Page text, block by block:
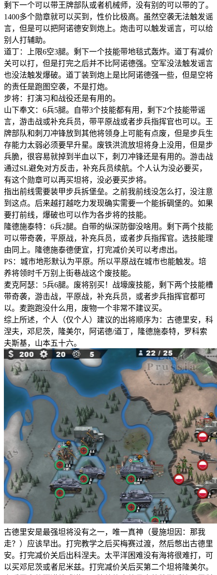
剩下一个可以带王牌部队或者机械师，没有别的可以带的了。
1400多个勋章就可以买到，性价比极高。虽然空袭无法触发谣
言，但是可以把阿诺德安到炮上。炮击可以触发谣言，可以给
别人打辅助。
道丁：上限6空3腿。剩下一个技能带地毯式轰炸。道丁有减价
关可以打，但是打完之后并不比阿诺德强。空军没法触发谣言
也没法触发爆破。道丁装到炮上是比阿诺德强一些，但是空将
的责任是跑图空袭，不是打炮。
步将：打演习和战役还是有用的。
山下奉文：6兵5腿。自带3个技能都有用，剩下2个技能带谣
言，游击战或补充兵员，带平原战或者步兵指挥官也可以。王
牌部队和刺刀冲锋放到其他将领身上可能有点废，但是步兵生
存能力太弱必须要早升星。废铁洪流放坦将身上没用，但是步
兵脆，很容易就掉到半血以下，刺刀冲锋还是有用的。游击战
通过SL避免对方反击，补充兵员续航。个人认为没必要买，
有这个勋章可以再买坦将，没必要买步将。
指出前线需要装甲步兵拆堡垒。之前我前线没怎么打，没注意
到这点。后来越打越吃力发现确实需要一个能拆碉堡的。如果
要打前线，爆破也可以作为各步将的技能。
隆德施泰特：6兵2腿。自带的纵深防御没啥用。剩下两个技能
可以带奇袭，平原战，补充兵员，或者步兵指挥官。选技能理
由同上。隆德施泰德便宜，打完减价关可以考虑出。
PS：城市地形默认为平原。所以平原战在城市也能触发。培
养将领时千万别上街巷战这个废技能。
麦克阿瑟：5兵6腿。废将别买！战壕废技能，剩下两个技能槽
带奇袭，游击战，平原战，补充兵员，或者步兵指挥官都可
以。麦跑跑没什么用，废物一个非常不建议买。
综上所述，个人（仅个人）建议的出将顺序为：古德里安，科
涅夫，邓尼茨，隆美尔，阿诺德/道丁，隆德施泰特，罗科索
夫斯基，山本五十六。
古德里安是最强坦将没有之一，唯一真神（曼施坦因：那我
走？）应该早出。打完教学之后买梅赛过渡，然后憋出古德里
安。打完减价关后出科涅夫。太平洋困难没有海将很难打，可
以买邓尼茨或者尼米兹。打完减价关后买第二个坦将隆美尔。